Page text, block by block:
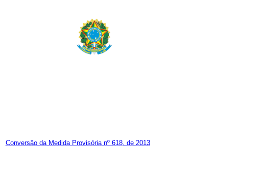
Conversão da Medida Provisória nº 618, de 2013